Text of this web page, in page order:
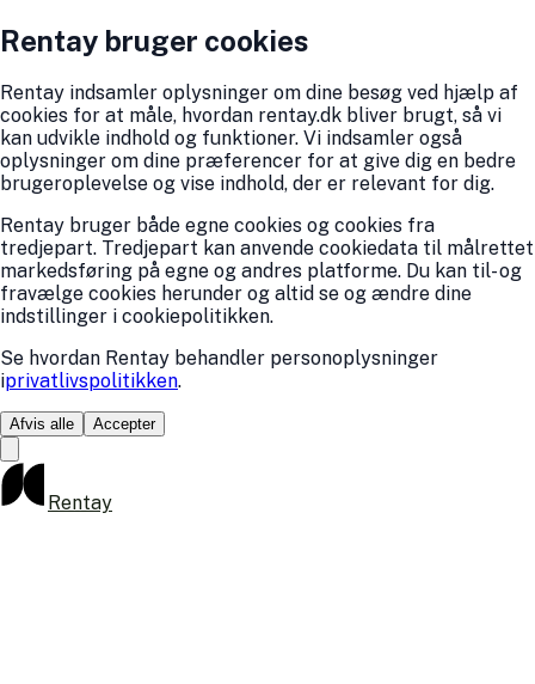
Rentay bruger cookies
Rentay indsamler oplysninger om dine besøg ved hjælp af
cookies for at måle, hvordan rentay.dk bliver brugt, så vi
kan udvikle indhold og funktioner. Vi indsamler også
oplysninger om dine præferencer for at give dig en bedre
brugeroplevelse og vise indhold, der er relevant for dig.
Rentay bruger både egne cookies og cookies fra
tredjepart. Tredjepart kan anvende cookiedata til målrettet
markedsføring på egne og andres platforme. Du kan til- og
fravælge cookies herunder og altid se og ændre dine
indstillinger i cookiepolitikken.
Se hvordan Rentay behandler personoplysninger
iprivatlivspolitikken.
Afvis alle Accepter
Rentay